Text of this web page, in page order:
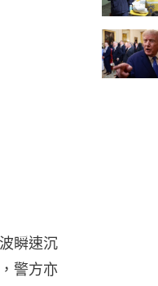
瞬速沉
警方亦